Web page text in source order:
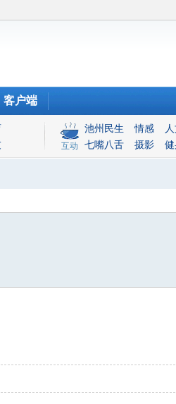
客户端
互动
池州民生 情感
七嘴八舌
摄影